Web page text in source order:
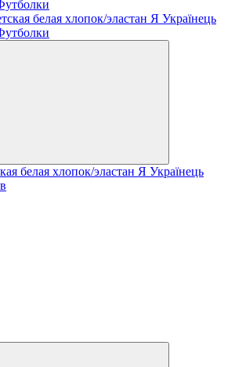
белая хлопок/эластан Я Українець